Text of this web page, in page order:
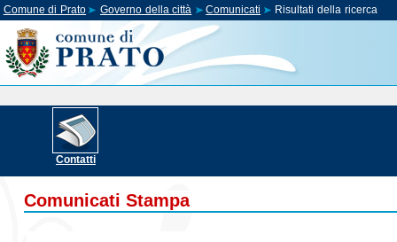
Comune di Prato Governo della città Comunicati Risultati della ricerca
Contatti
Comunicati Stampa